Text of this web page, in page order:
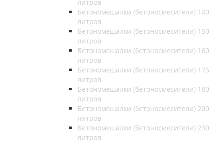
литров
Бетономешалки (бетоносмесители) 140
литров
Бетономешалки (бетоносмесители) 150
литров
Бетономешалки (бетоносмесители) 160
литров
Бетономешалки (бетоносмесители) 175
литров
Бетономешалки (бетоносмесители) 180
литров
Бетономешалки (бетоносмесители) 200
литров
Бетономешалки (бетоносмесители) 230
литров